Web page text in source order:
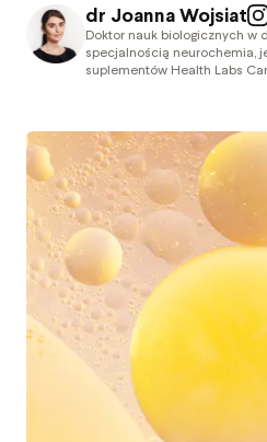
dr Joanna Wojsiat
Doktor nauk biologicznych w
specjalnością neurochemia,
suplementów Health Labs